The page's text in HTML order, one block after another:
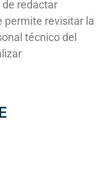
redactar
permite revisitar la
técnico del